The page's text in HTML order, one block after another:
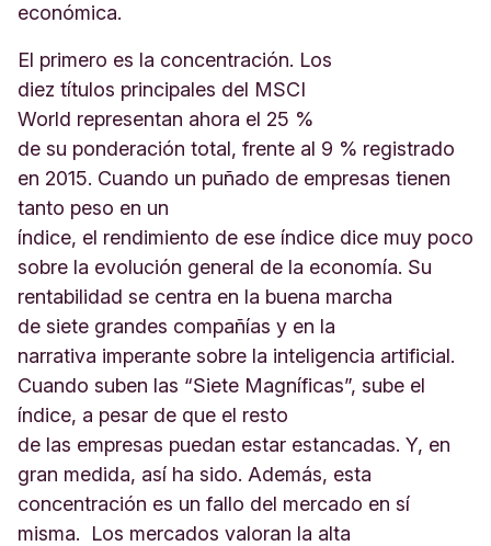
económica.
El primero es la concentración. Los
diez títulos principales del MSCI
World representan ahora el 25 %
de su ponderación total, frente al 9 % registrado
en 2015. Cuando un puñado de empresas tienen
tanto peso en un
índice, el rendimiento de ese índice dice muy poco
sobre la evolución general de la economía. Su
rentabilidad se centra en la buena marcha
de siete grandes compañías y en la
narrativa imperante sobre la inteligencia artificial.
Cuando suben las “Siete Magníficas”, sube el
índice, a pesar de que el resto
de las empresas puedan estar estancadas. Y, en
gran medida, así ha sido. Además, esta
concentración es un fallo del mercado en sí
misma. Los mercados valoran la alta